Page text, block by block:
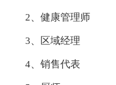
2、健康管理师
3、区域经理
4、销售代表